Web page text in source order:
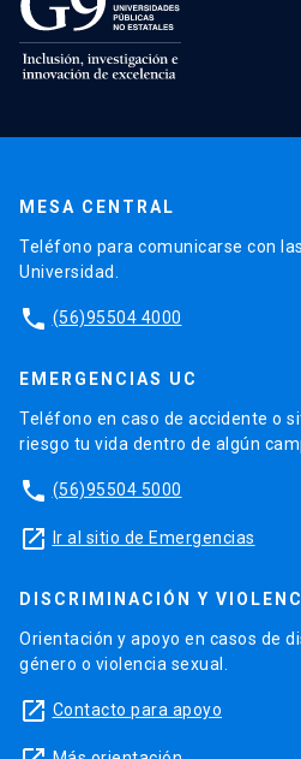
MESA CENTRAL
Teléfono para comunicarse con
Universidad.
phone (56)95504 4000
EMERGENCIAS UC
Teléfono en caso de accidente o
riesgo tu vida dentro de algún
phone (56)95504 5000
launch Ir al sitio de Emergencias
DISCRIMINACIÓN Y
Orientación y apoyo en casos de
género o violencia sexual.
launch Contacto para apoyo